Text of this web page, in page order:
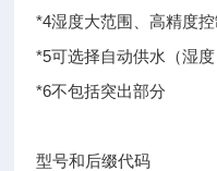
*4湿度大范围、高精度
*5可选择自动供水（湿度
*6不包括突出部分
型号和后缀代码